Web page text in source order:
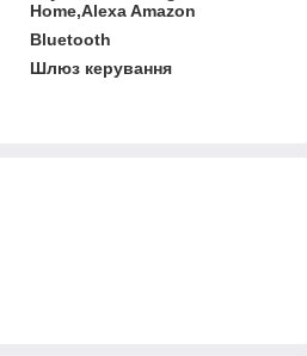
Home,Alexa Amazon
Bluetooth
Шлюз керування